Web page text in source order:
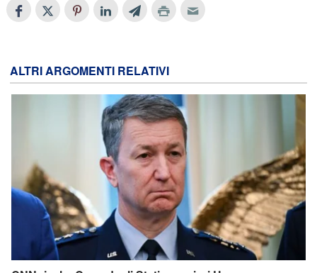
ALTRI ARGOMENTI RELATIVI